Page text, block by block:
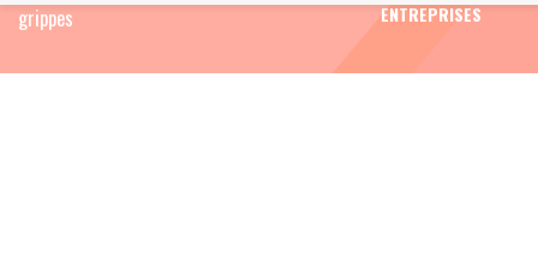
grippes
ENTREPRISES